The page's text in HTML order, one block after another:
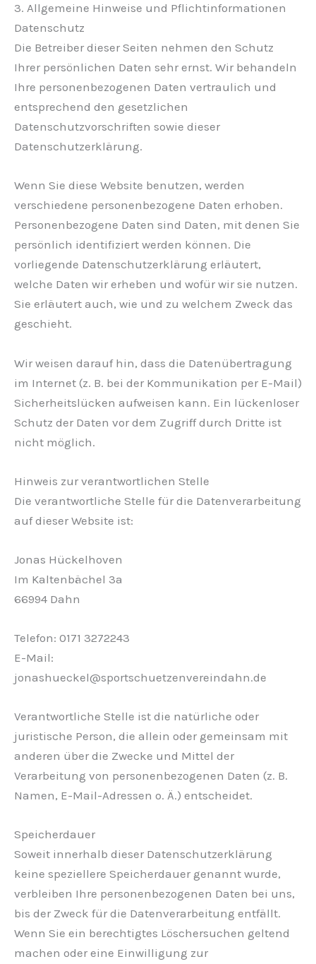
3. Allgemeine Hinweise und Pflicht­informationen
Datenschutz
Die Betreiber dieser Seiten nehmen den Schutz
Ihrer persönlichen Daten sehr ernst. Wir behandeln
Ihre personenbezogenen Daten vertraulich und
entsprechend den gesetzlichen
Datenschutzvorschriften sowie dieser
Datenschutzerklärung.
Wenn Sie diese Website benutzen, werden
verschiedene personenbezogene Daten erhoben.
Personenbezogene Daten sind Daten, mit denen Sie
persönlich identifiziert werden können. Die
vorliegende Datenschutzerklärung erläutert,
welche Daten wir erheben und wofür wir sie nutzen.
Sie erläutert auch, wie und zu welchem Zweck das
geschieht.
Wir weisen darauf hin, dass die Datenübertragung
im Internet (z. B. bei der Kommunikation per E-Mail)
Sicherheitslücken aufweisen kann. Ein lückenloser
Schutz der Daten vor dem Zugriff durch Dritte ist
nicht möglich.
Hinweis zur verantwortlichen Stelle
Die verantwortliche Stelle für die Datenverarbeitung
auf dieser Website ist:
Jonas Hückelhoven
Im Kaltenbächel 3a
66994 Dahn
Telefon: 0171 3272243
E-Mail:
jonashueckel@sportschuetzenvereindahn.de
Verantwortliche Stelle ist die natürliche oder
juristische Person, die allein oder gemeinsam mit
anderen über die Zwecke und Mittel der
Verarbeitung von personenbezogenen Daten (z. B.
Namen, E-Mail-Adressen o. Ä.) entscheidet.
Speicherdauer
Soweit innerhalb dieser Datenschutzerklärung
keine speziellere Speicherdauer genannt wurde,
verbleiben Ihre personenbezogenen Daten bei uns,
bis der Zweck für die Datenverarbeitung entfällt.
Wenn Sie ein berechtigtes Löschersuchen geltend
machen oder eine Einwilligung zur